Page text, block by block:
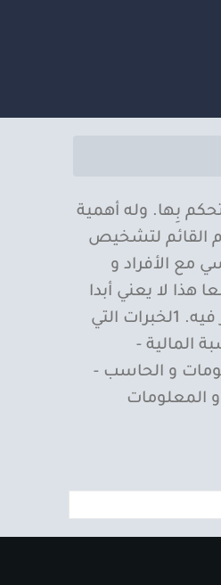
بِها. وله أهمية
القائم لتشخيص
مع الأفراد و
هذا لا يعني أبدا
التقليل من أهمية الخبرة الخاصة بمحلل النظام بل هذا يعني أيضا أن لمحلل النظام بعض الصفات الخاصة التي يجب أن تتوفر فيه. 1لخبرات التي
المالية -
و الحاسب -
المعلومات